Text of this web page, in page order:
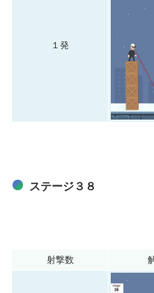
１発
ステージ３８
射撃数